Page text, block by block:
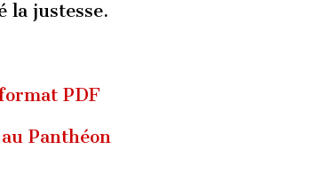
la justesse.
PDF
Panthéon